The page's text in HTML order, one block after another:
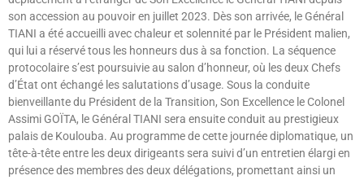
son accession au pouvoir en juillet 2023. Dès son arrivée, le Général
TIANI a été accueilli avec chaleur et solennité par le Président malien,
qui lui a réservé tous les honneurs dus à sa fonction. La séquence
protocolaire s’est poursuivie au salon d’honneur, où les deux Chefs
d’État ont échangé les salutations d’usage. Sous la conduite
bienveillante du Président de la Transition, Son Excellence le Colonel
Assimi GOÏTA, le Général TIANI sera ensuite conduit au prestigieux
palais de Koulouba. Au programme de cette journée diplomatique, un
tête-à-tête entre les deux dirigeants sera suivi d’un entretien élargi en
présence des membres des deux délégations, promettant ainsi un